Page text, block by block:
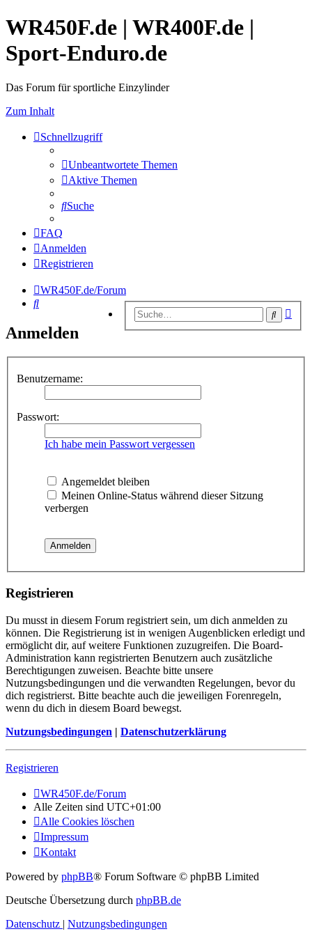
WR450F.de | WR400F.de |
Sport-Enduro.de
Das Forum für sportliche Einzylinder
Zum Inhalt
Schnellzugriff
Unbeantwortete Themen
Aktive Themen
Suche
FAQ
Anmelden
Registrieren
WR450F.de/Forum
Suche
Suche
Anmelden
Benutzername:
Passwort:
Ich habe mein Passwort vergessen
Angemeldet bleiben
Meinen Online-Status während dieser Sitzung
verbergen
Registrieren
Du musst in diesem Forum registriert sein, um dich anmelden zu
können. Die Registrierung ist in wenigen Augenblicken erledigt und
ermöglicht dir, auf weitere Funktionen zuzugreifen. Die Board-
Administration kann registrierten Benutzern auch zusätzliche
Berechtigungen zuweisen. Beachte bitte unsere
Nutzungsbedingungen und die verwandten Regelungen, bevor du
dich registrierst. Bitte beachte auch die jeweiligen Forenregeln,
wenn du dich in diesem Board bewegst.
Nutzungsbedingungen | Datenschutzerklärung
Registrieren
WR450F.de/Forum
Alle Zeiten sind UTC+01:00
Alle Cookies löschen
Impressum
Kontakt
Powered by phpBB® Forum Software © phpBB Limited
Deutsche Übersetzung durch phpBB.de
Datenschutz | Nutzungsbedingungen